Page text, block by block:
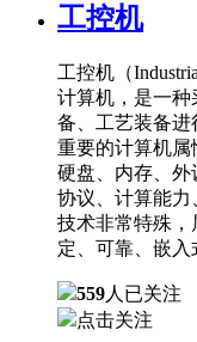
工控机
工控机（
计算机，是一
备、工艺装备
重要的计算机属
硬盘、内存、外
协议、计算能力
技术非常特殊，
定、可靠、嵌入
559人已关注
点击关注